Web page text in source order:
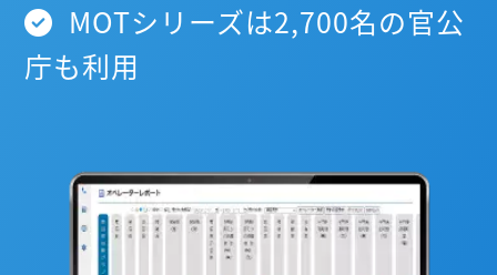
MOTシリーズは2,700名の官公
庁も利用